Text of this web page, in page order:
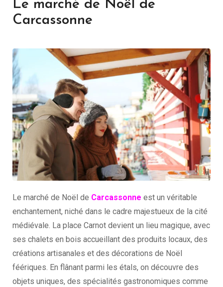
Le marché de Noël de
Carcassonne
Le marché de Noël de Carcassonne est un véritable
enchantement, niché dans le cadre majestueux de la cité
médiévale. La place Carnot devient un lieu magique, avec
ses chalets en bois accueillant des produits locaux, des
créations artisanales et des décorations de Noël
féériques. En flânant parmi les étals, on découvre des
objets uniques, des spécialités gastronomiques comme